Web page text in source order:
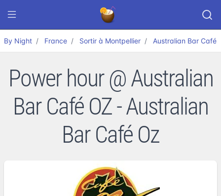
By Night France Sortir à Montpellier Australian Bar Café
Power hour @ Australian
Bar Café OZ - Australian
Bar Café Oz